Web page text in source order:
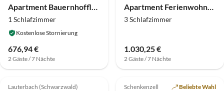
1 Schlafzimmer
Kostenlose Stornierung
676,94 €
2 Gäste / 7 Nächte
3 Schlafzimmer
1.030,25 €
2 Gäste / 7 Nächte
4.0 (5)
Lauterbach (Schwarzwald)
Top-Inserat
5.0 (5)
Schenkenzell Beliebte Wahl